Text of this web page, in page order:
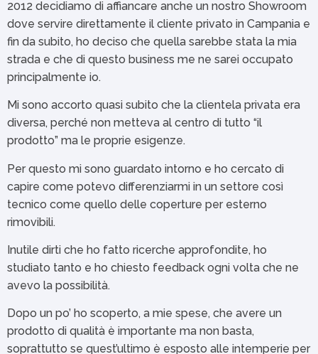
2012 decidiamo di affiancare anche un nostro Showroom
dove servire direttamente il cliente privato in Campania e
fin da subito, ho deciso che quella sarebbe stata la mia
strada e che di questo business me ne sarei occupato
principalmente io.
Mi sono accorto quasi subito che la clientela privata era
diversa, perché non metteva al centro di tutto “il
prodotto” ma le proprie esigenze.
Per questo mi sono guardato intorno e ho cercato di
capire come potevo differenziarmi in un settore così
tecnico come quello delle coperture per esterno
rimovibili.
Inutile dirti che ho fatto ricerche approfondite, ho
studiato tanto e ho chiesto feedback ogni volta che ne
avevo la possibilità.
Dopo un po’ ho scoperto, a mie spese, che avere un
prodotto di qualità è importante ma non basta,
soprattutto se quest’ultimo è esposto alle intemperie per